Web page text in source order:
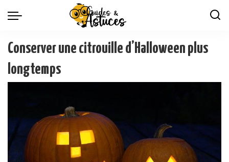
Conserver une citrouille d’Halloween plus
longtemps